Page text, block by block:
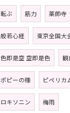
転ぶ 筋力 薬師寺
般若心経 東京全国大
色即是空 空即是色 観
ポピーの種 ピペリカ
ロキソニン 梅雨